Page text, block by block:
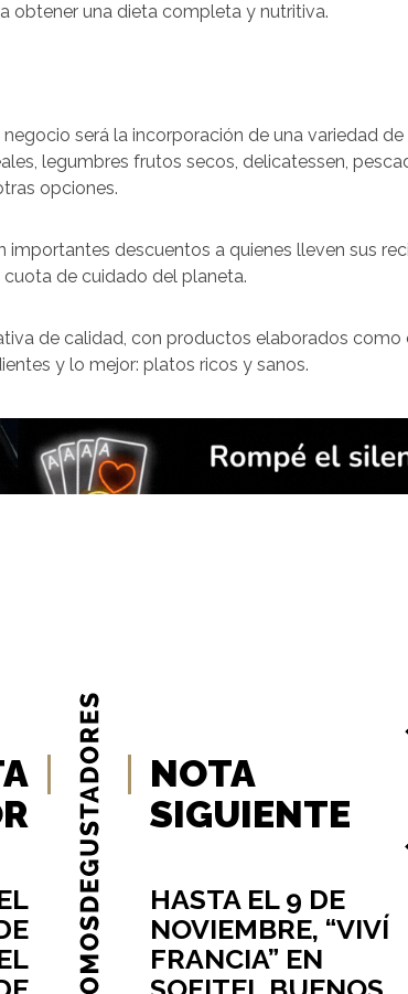
obtener una dieta completa y nutritiva.
será la incorporación de una variedad
legumbres frutos secos, delicatessen,
opciones.
importantes descuentos a quienes lleven sus
de cuidado del planeta.
de calidad, con productos elaborados como
y lo mejor: platos ricos y sanos.
NOTA
SIGUIENTE
HASTA EL 9 DE
NOVIEMBRE, “VIVÍ
FRANCIA” EN